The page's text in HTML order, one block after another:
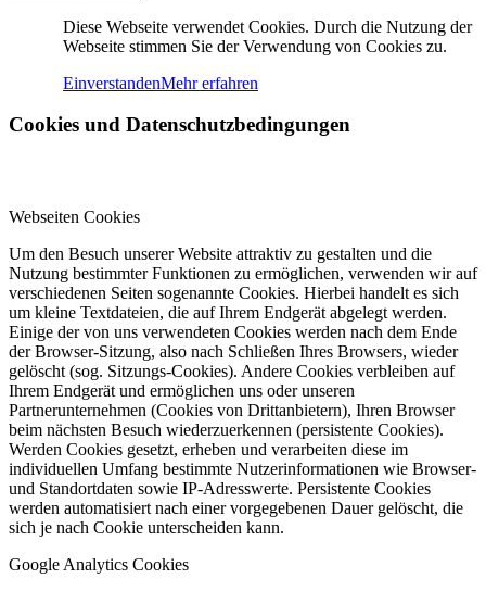
Diese Webseite verwendet Cookies. Durch die Nutzung der
Webseite stimmen Sie der Verwendung von Cookies zu.
EinverstandenMehr erfahren
Cookies und Datenschutzbedingungen
Webseiten Cookies
Um den Besuch unserer Website attraktiv zu gestalten und die
Nutzung bestimmter Funktionen zu ermöglichen, verwenden wir auf
verschiedenen Seiten sogenannte Cookies. Hierbei handelt es sich
um kleine Textdateien, die auf Ihrem Endgerät abgelegt werden.
Einige der von uns verwendeten Cookies werden nach dem Ende
der Browser-Sitzung, also nach Schließen Ihres Browsers, wieder
gelöscht (sog. Sitzungs-Cookies). Andere Cookies verbleiben auf
Ihrem Endgerät und ermöglichen uns oder unseren
Partnerunternehmen (Cookies von Drittanbietern), Ihren Browser
beim nächsten Besuch wiederzuerkennen (persistente Cookies).
Werden Cookies gesetzt, erheben und verarbeiten diese im
individuellen Umfang bestimmte Nutzerinformationen wie Browser-
und Standortdaten sowie IP-Adresswerte. Persistente Cookies
werden automatisiert nach einer vorgegebenen Dauer gelöscht, die
sich je nach Cookie unterscheiden kann.
Google Analytics Cookies